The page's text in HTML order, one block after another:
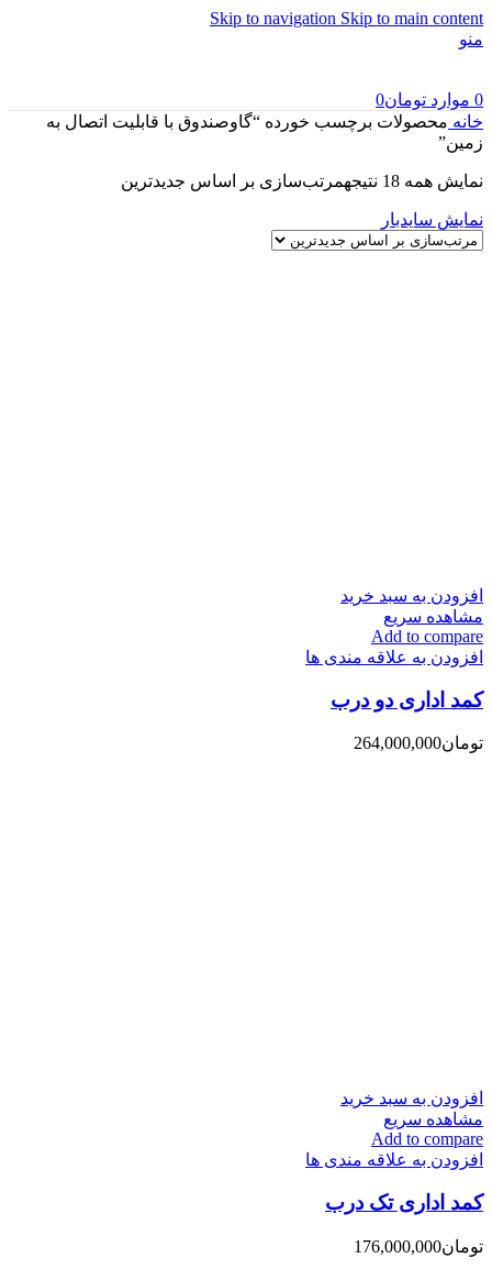
Skip to navigation Skip to main content
منو
0 موارد تومان0
خانه محصولات برچسب خورده “گاوصندوق با قابلیت اتصال به
زمین”
نمایش همه 18 نتیجه مرتب‌سازی بر اساس جدیدترین
نمایش سایدبار
افزودن به سبد خرید
مشاهده سریع
Add to compare
افزودن به علاقه مندی ها
کمد اداری دو درب
تومان264,000,000
افزودن به سبد خرید
مشاهده سریع
Add to compare
افزودن به علاقه مندی ها
کمد اداری تک درب
تومان176,000,000